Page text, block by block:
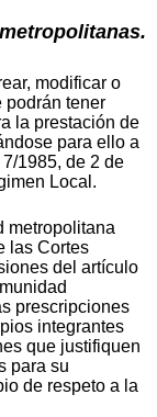
modificar o
podrán tener
la prestación de
para ello a
1985, de 2 de
Local.
metropolitana
las Cortes
del artículo
prescripciones
integrantes
que justifiquen
para su
de respeto a la